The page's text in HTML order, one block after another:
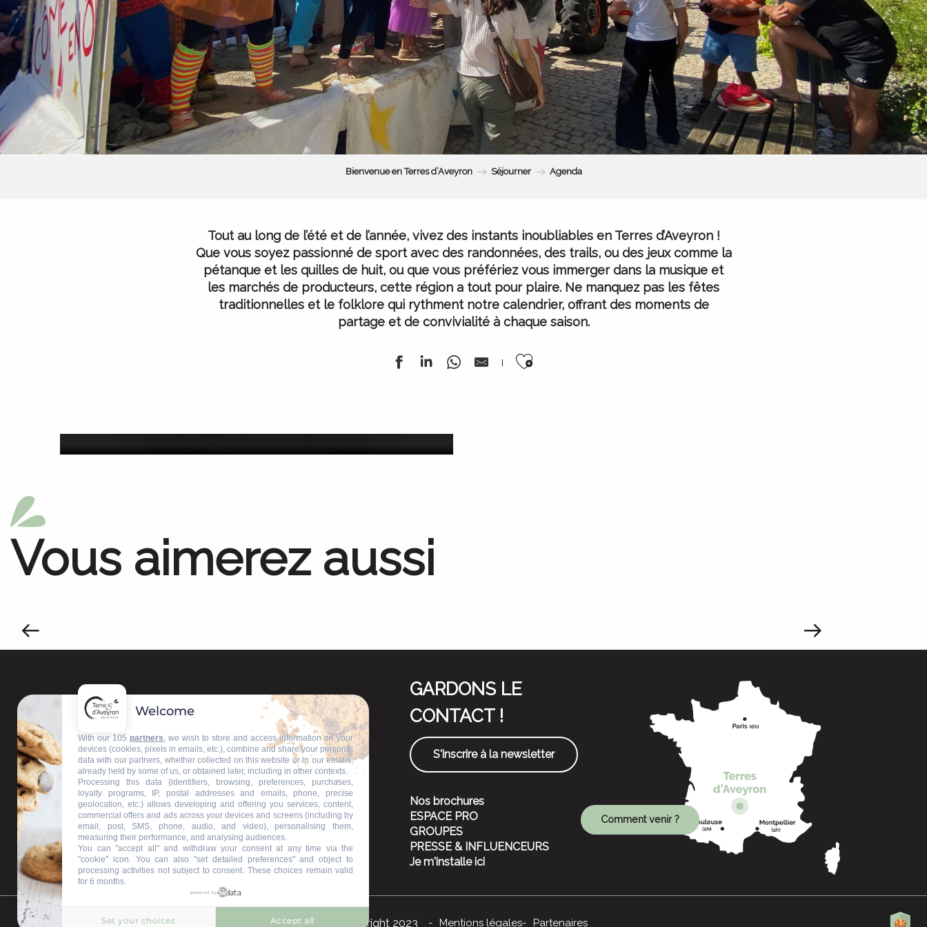
Bienvenue en Terres d’Aveyron Séjourner Agenda
Tout au long de l’été et de l’année, vivez des instants inoubliables en Terres d’Aveyron !
Que vous soyez passionné de sport avec des randonnées, des trails, ou des jeux comme la
pétanque et les quilles de huit, ou que vous préfériez vous immerger dans la musique et
les marchés de producteurs, cette région a tout pour plaire. Ne manquez pas les fêtes
traditionnelles et le folklore qui rythment notre calendrier, offrant des moments de
partage et de convivialité à chaque saison.
Ajouter aux favoris
Vous aimerez aussi
Nos bureaux d'accueil
Restons connectés
GARDONS LE
CONTACT !
S'inscrire à la newsletter
Nos brochures
ESPACE PRO
GROUPES
PRESSE & INFLUENCEURS
Je m'installe ici
Comment venir ?
©Copyright 2023 Mentions légales Partenaires
Welcome
With our 105 partners, we wish to store and access information on your
devices (cookies, pixels in emails, etc.), combine and share your personal
data with our partners, whether collected on this website or in our emails,
already held by some of us, or obtained later, including in other contexts.
Processing this data (identifiers, browsing, preferences, purchases,
loyalty programs, IP, postal addresses and emails, phone, precise
geolocation, etc.) allows developing and offering you services, content,
commercial offers and ads across your devices and screens (including by
email, post, SMS, phone, audio, and video), personalising them,
measuring their performance, and analysing audiences.
You can "accept all" and withdraw your consent at any time via the
"cookie" icon. You can also "set detailed preferences" and object to
processing activities not subject to consent. These choices remain valid
for 6 months.
powered by
Set your choices Accept all